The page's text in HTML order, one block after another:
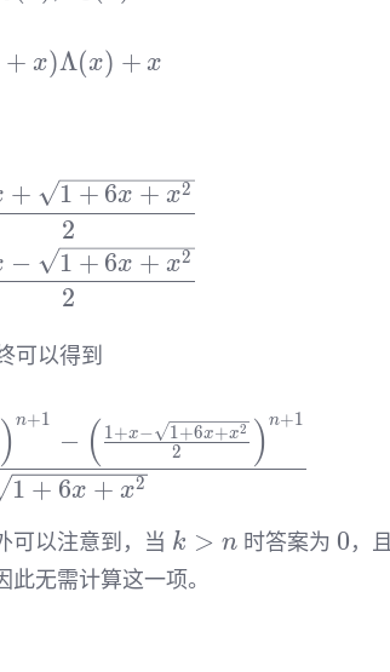
+ x)Λ(x) + x
\begin{align*}
2
+ 1 + 6x + x2
2
− 1 + 6x + x2
可以得到
1 + 6x + x2
) n+1
− ( 2
1+x− 1+6x+x2 ) n+1
可以注意到，当 k
>
k > n时答案为 0
0，
此无需计算这一项。